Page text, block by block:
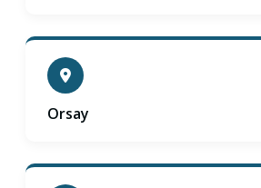
Orsay